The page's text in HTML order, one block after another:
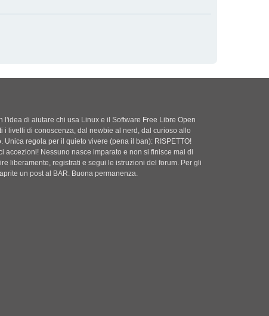
l'idea di aiutare chi usa Linux e il Software Free Libre Open
i livelli di conoscenza, dal newbie al nerd, dal curioso allo
Unica regola per il quieto vivere (pena il ban): RISPETTO!
accezioni! Nessuno nasce imparato e non si finisce mai di
liberamente, registrati e segui le istruzioni del forum. Per gli
un post al BAR. Buona permanenza.